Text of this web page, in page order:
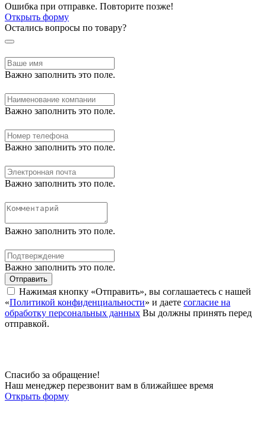
Ошибка при отправке. Повторите позже!
Открыть форму
Остались вопросы по товару?
Важно заполнить это поле.
Важно заполнить это поле.
Важно заполнить это поле.
Важно заполнить это поле.
Важно заполнить это поле.
Важно заполнить это поле.
Отправить
Нажимая кнопку «Отправить», вы соглашаетесь с нашей
«Политикой конфиденциальности» и даете согласие на
обработку персональных данных Вы должны принять перед
отправкой.
Спасибо за обращение!
Наш менеджер перезвонит вам в ближайшее время
Открыть форму